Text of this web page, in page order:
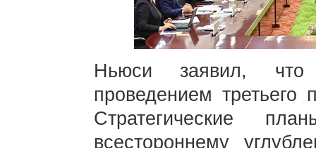
Ньюси заявил,
проведением
Стратегические
всестороннему